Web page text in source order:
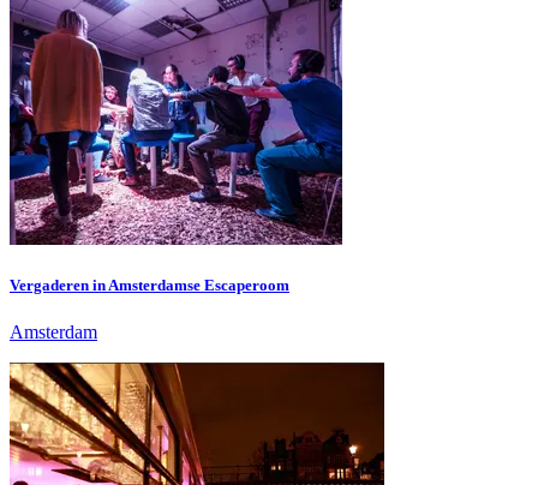
Vergaderen in Amsterdamse Escaperoom
Amsterdam